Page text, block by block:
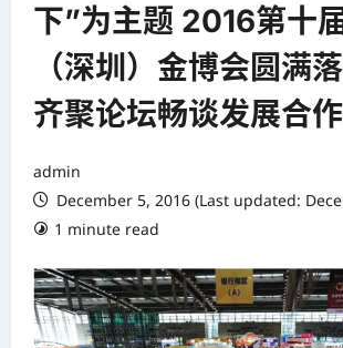
下”为主题 2016第十
（深圳）金博会圆满
齐聚论坛畅谈发展合作
admin
December 5, 2016 (Last updated:
1 minute read